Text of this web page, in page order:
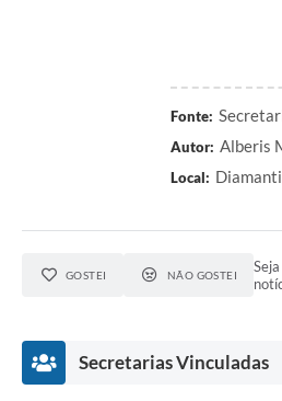
Fonte:
Autor: Alberis
Local:
GOSTEI NÃO GOSTEI
Secretarias Vinculadas